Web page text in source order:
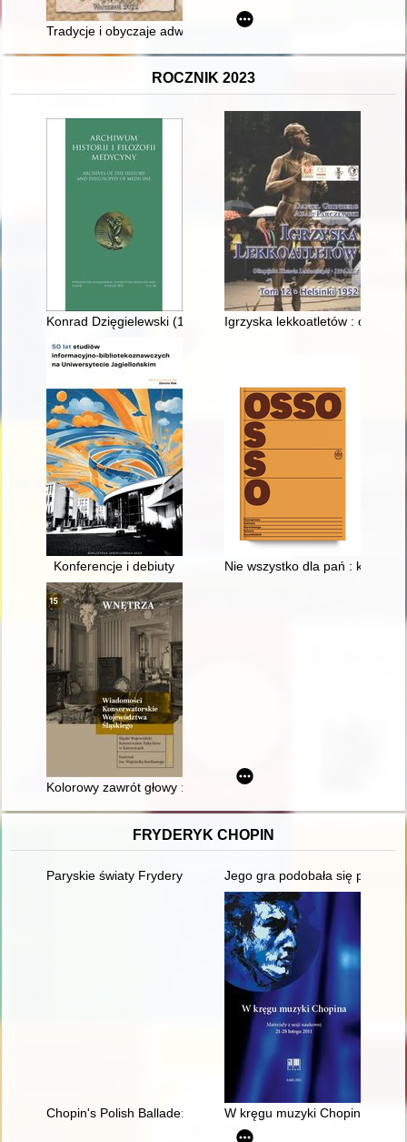
Tradycje i obyczaje adwentowe na Podlasiu
ROCZNIK 2023
Konrad Dzięgielewski (1903-1977) : zasłużony współtwórca
Igrzyska lekkoatletów :
Konferencje i debiuty Nie wszystko dla pań : kursy
Kolorowy zawrót głowy : okładziny ceramiczne ścian sieni i
FRYDERYK CHOPIN
Paryskie światy Fryderyka Chopina [1810-1849]
Jego gra podobała się przede
Chopin's Polish Ballade: Op. 38 as Narrative of National
W kręgu muzyki Chopina.